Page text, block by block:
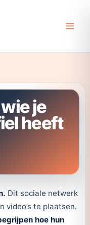
je
heeft
Dit sociale netwerk
video’s te plaatsen.
hoe hun